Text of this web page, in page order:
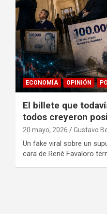
ECONOMÍA OPINIÓN
El billete que
todos creyeron
20 mayo, 2026 Gustavo
Un fake viral sobre un
cara de René Favaloro